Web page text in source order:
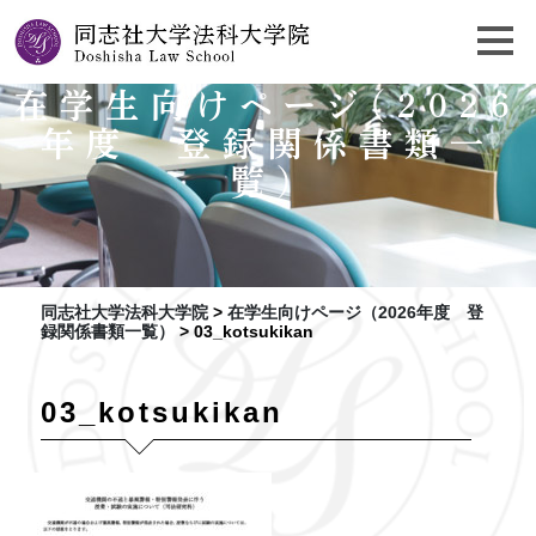
在学生向けページ（2026
年度 登録関係書類一
覧）
同志社大学法科大学院> 在学生向けページ（2026年度 登
録関係書類一覧）
> 03_kotsukikan
03_kotsukikan